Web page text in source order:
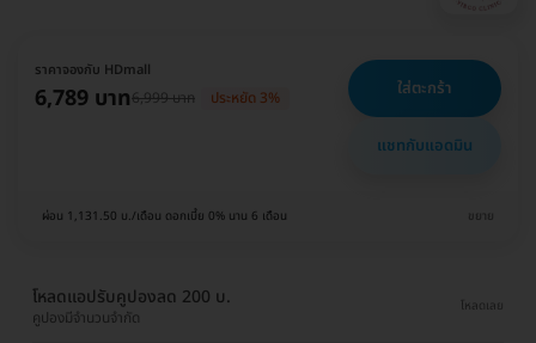
ราคาจองกับ HDmall
6,789 บาท6,999 บาท ประหยัด 3% ใส่ตะกร้า
แชทกับแอดมิน
ผ่อน 1,131.50 บ./เดือน ดอกเบี้ย 0% นาน 6 เดือน ขยาย
โหลดแอปรับคูปองลด 200 บ.
คูปองมีจำนวนจำกัด
โหลดเลย